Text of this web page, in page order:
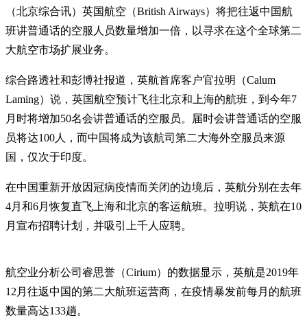
（北京综合讯）英国航空（British Airways）将把往返中国航
班讲普通话的空服人员数量增加一倍，以寻求在这个全球第二
大航空市场扩展业务。
综合路透社和彭博社报道，英航首席客户官拉明（Calum
Laming）说，英国航空预计飞往北京和上海的航班，到今年7
月时将增加50名会讲普通话的空服员。届时会讲普通话的空服
员将达100人，而中国将成为该航司第二大海外空服员来源
国，仅次于印度。
在中国重新开放因冠病疫情而关闭的边境后，英航分别在去年
4月和6月恢复直飞上海和北京的客运航班。拉明说，英航在10
月宣布招聘计划，并吸引上千人应聘。
航空业分析公司睿思誉（Cirium）的数据显示，英航是2019年
12月往返中国的第二大航班运营商，在疫情暴发前每月的航班
数量高达133趟。